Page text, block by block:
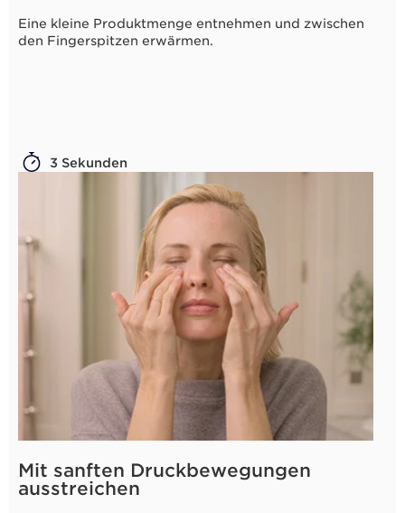
Eine kleine Produktmenge entnehmen und zwischen
den Fingerspitzen erwärmen.
3 Sekunden
Mit sanften Druckbewegungen
ausstreichen